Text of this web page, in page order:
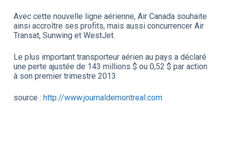
Avec cette nouvelle ligne aérienne, Air Canada souhaite
ainsi accroître ses profits, mais aussi concurrencer Air
Transat, Sunwing et WestJet.
Le plus important transporteur aérien au pays a déclaré
une perte ajustée de 143 millions $ ou 0,52 $ par action
à son premier trimestre 2013.
source : http://www.journaldemontreal.com